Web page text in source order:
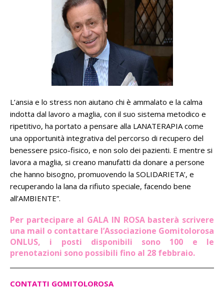
L’ansia e lo stress non aiutano chi è ammalato e la calma
indotta dal lavoro a maglia, con il suo sistema metodico e
ripetitivo, ha portato a pensare alla LANATERAPIA come
una opportunità integrativa del percorso di recupero del
benessere psico-fisico, e non solo dei pazienti. E mentre si
lavora a maglia, si creano manufatti da donare a persone
che hanno bisogno, promuovendo la SOLIDARIETA’, e
recuperando la lana da rifiuto speciale, facendo bene
all’AMBIENTE”.
Per partecipare al GALA IN ROSA basterà scrivere
una mail o contattare l’Associazione Gomitolorosa
ONLUS, i posti disponibili sono 100 e le
prenotazioni sono possibili fino al 28 febbraio.
CONTATTI GOMITOLOROSA